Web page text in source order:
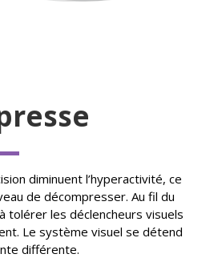
diminuent l’hyperactivité, ce
de décompresser. Au fil du
tolérer les déclencheurs visuels
Le système visuel se détend
différente.